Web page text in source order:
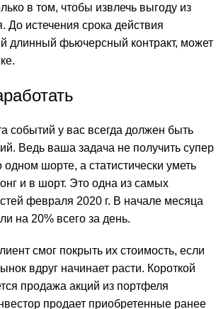
в том, чтобы извлечь выгоду из
До истечения срока действия
длинный фьючерсный контракт, может
событий у вас всегда должен быть
Ведь ваша задача не получить супер
шорте, а статистически уметь
и в шорт. Это одна из самых
февраля 2020 г. В начале месяца
на 20% всего за день.
смог покрыть их стоимость, если
вдруг начинает расти. Короткой
продажа акций из портфеля
продает приобретенные ранее